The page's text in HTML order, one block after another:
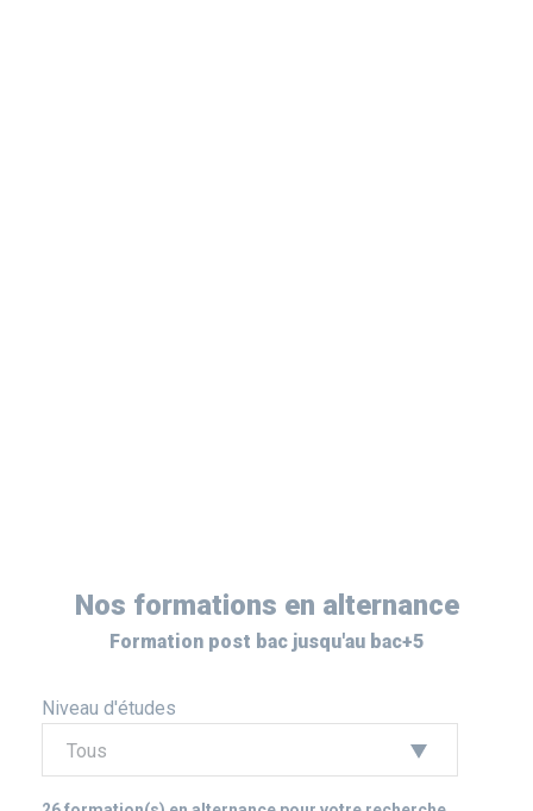
Nos formations en alternance
Formation post bac jusqu'au bac+5
Niveau d'études